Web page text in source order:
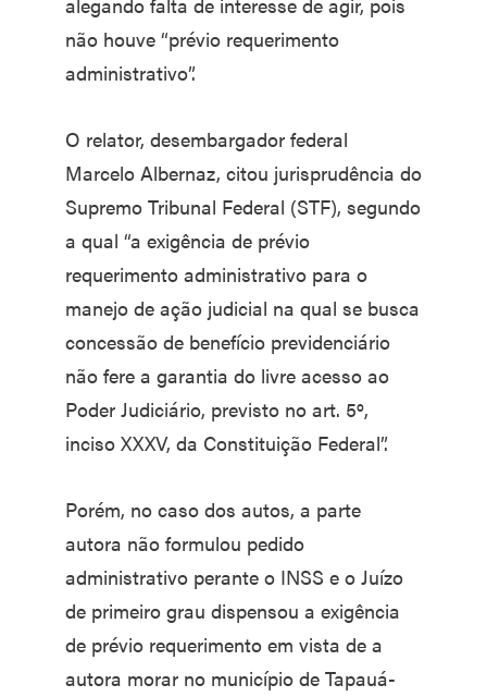
não houve “prévio requerimento
administrativo”.
O relator, desembargador federal
Marcelo Albernaz, citou jurisprudência do
Supremo Tribunal Federal (STF), segundo
a qual “a exigência de prévio
requerimento administrativo para o
manejo de ação judicial na qual se busca
concessão de benefício previdenciário
não fere a garantia do livre acesso ao
Poder Judiciário, previsto no art. 5º,
inciso XXXV, da Constituição Federal”.
Porém, no caso dos autos, a parte
autora não formulou pedido
administrativo perante o INSS e o Juízo
de primeiro grau dispensou a exigência
de prévio requerimento em vista de a
autora morar no município de Tapauá-